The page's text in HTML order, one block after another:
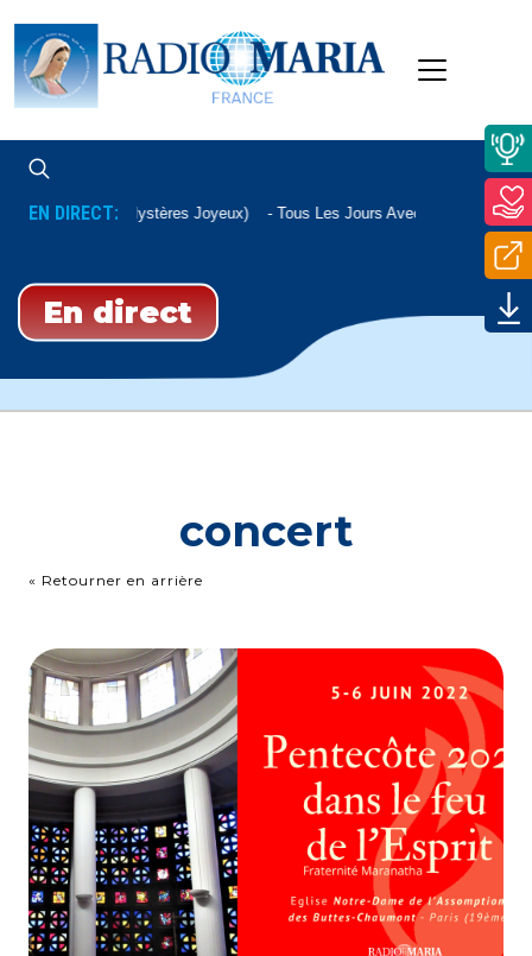
EN DIRECT:
Chapelet (Mystères Joyeux) Tous Les Jours Avec Un Auditeur
En direct
concert
« Retourner en arrière